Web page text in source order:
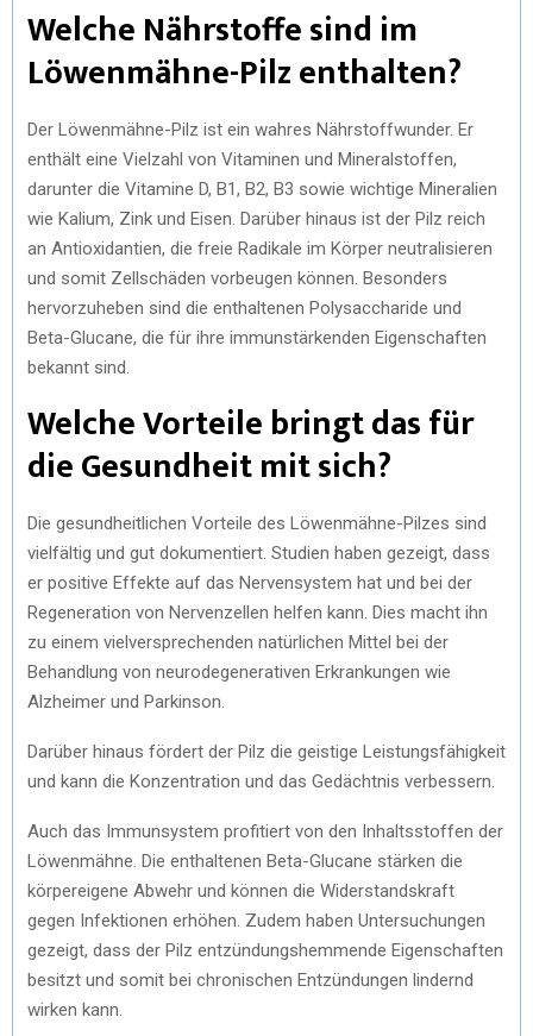
Welche Nährstoffe sind im
Löwenmähne-Pilz enthalten?
Der Löwenmähne-Pilz ist ein wahres Nährstoffwunder. Er
enthält eine Vielzahl von Vitaminen und Mineralstoffen,
darunter die Vitamine D, B1, B2, B3 sowie wichtige Mineralien
wie Kalium, Zink und Eisen. Darüber hinaus ist der Pilz reich
an Antioxidantien, die freie Radikale im Körper neutralisieren
und somit Zellschäden vorbeugen können. Besonders
hervorzuheben sind die enthaltenen Polysaccharide und
Beta-Glucane, die für ihre immunstärkenden Eigenschaften
bekannt sind.
Welche Vorteile bringt das für
die Gesundheit mit sich?
Die gesundheitlichen Vorteile des Löwenmähne-Pilzes sind
vielfältig und gut dokumentiert. Studien haben gezeigt, dass
er positive Effekte auf das Nervensystem hat und bei der
Regeneration von Nervenzellen helfen kann. Dies macht ihn
zu einem vielversprechenden natürlichen Mittel bei der
Behandlung von neurodegenerativen Erkrankungen wie
Alzheimer und Parkinson.
Darüber hinaus fördert der Pilz die geistige Leistungsfähigkeit
und kann die Konzentration und das Gedächtnis verbessern.
Auch das Immunsystem profitiert von den Inhaltsstoffen der
Löwenmähne. Die enthaltenen Beta-Glucane stärken die
körpereigene Abwehr und können die Widerstandskraft
gegen Infektionen erhöhen. Zudem haben Untersuchungen
gezeigt, dass der Pilz entzündungshemmende Eigenschaften
besitzt und somit bei chronischen Entzündungen lindernd
wirken kann.